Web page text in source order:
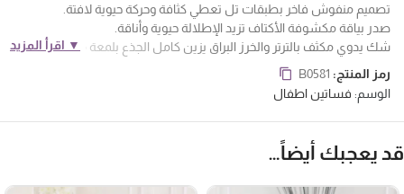
▼ اقرأ المزيد
تصميم منفوش فاخر بطبقات تل تعطي كثافة وحركة حيوية لافتة.
صدر بياقة مكشوفة الأكتاف تزيد الإطلالة حيوية وأناقة.
شك يدوي مكثف بالترتر والخرز البراق يزين كامل الجذع بلمعة مميزة.
خامات تل فاخرة ببطانة داخلية كاملة تضمن الراحة التامة وعدم
الشفافية.
فساتين بناتي
رمز المنتج:B0581
الوسم:فساتين اطفال
يعجبك أيضاً…